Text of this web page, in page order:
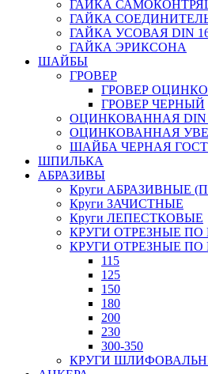
ГАЙКА
ГАЙКА
ГАЙКА УСОВАЯ DIN
ГАЙКА ЭРИКСОНА
ШАЙБЫ
ГРОВЕР
ГРОВЕР
ГРОВЕР ЧЕРНЫЙ
ОЦИНКОВАННАЯ DIN
ОЦИНКОВАННАЯ
ШАЙБА ЧЕРНАЯ ГОСТ
ШПИЛЬКА
АБРАЗИВЫ
Круги АБРАЗИВНЫЕ
Круги ЗАЧИСТНЫЕ
Круги ЛЕПЕСТКОВЫЕ
КРУГИ ОТРЕЗНЫЕ
КРУГИ ОТРЕЗНЫЕ
115
125
150
180
200
230
300-350
КРУГИ